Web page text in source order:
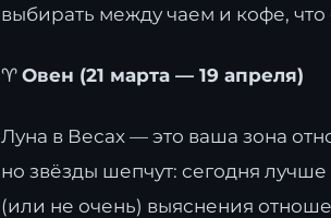
выбирать между чаем и кофе, что
♈Овен (21 марта — 19 апреля)
Луна в Весах — это ваша зона
но звёзды шепчут: сегодня
(или не очень) выяснения